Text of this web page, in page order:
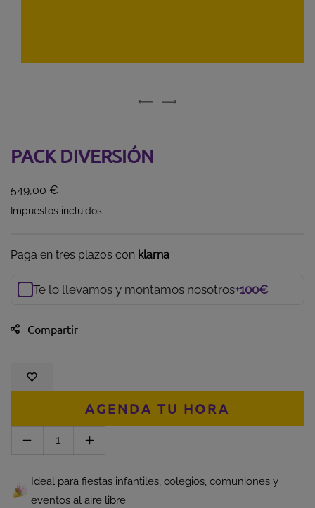
PACK DIVERSIÓN
549,00 €
Impuestos incluidos.
Paga en tres plazos con klarna
Te lo llevamos y montamos nosotros+100€
Añade servicio de montaje e instalación por 100 euros
Compartir
Disminuir cantidad para PACK DIVERSIÓN
Aumentar cantidad para PACK
AGENDA TU HORA
Ideal para fiestas infantiles, colegios, comuniones y
eventos al aire libre